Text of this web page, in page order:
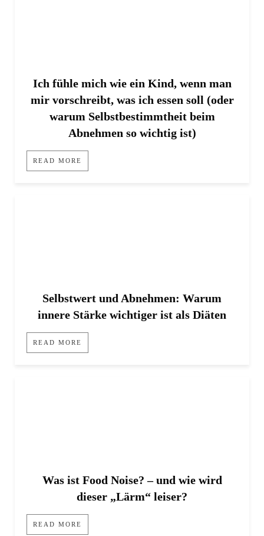
Ich fühle mich wie ein Kind, wenn man
mir vorschreibt, was ich essen soll (oder
warum Selbstbestimmtheit beim
Abnehmen so wichtig ist)
READ MORE
Selbstwert und Abnehmen: Warum
innere Stärke wichtiger ist als Diäten
READ MORE
Was ist Food Noise? – und wie wird
dieser „Lärm“ leiser?
READ MORE